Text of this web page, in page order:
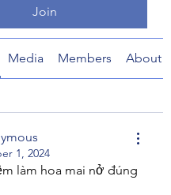
Join
Media Members About
1, 2024
làm hoa mai nở đúng